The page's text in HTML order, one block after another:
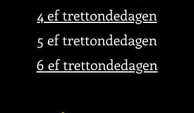
4 ef trettondedagen
5 ef trettondedagen
6 ef trettondedagen